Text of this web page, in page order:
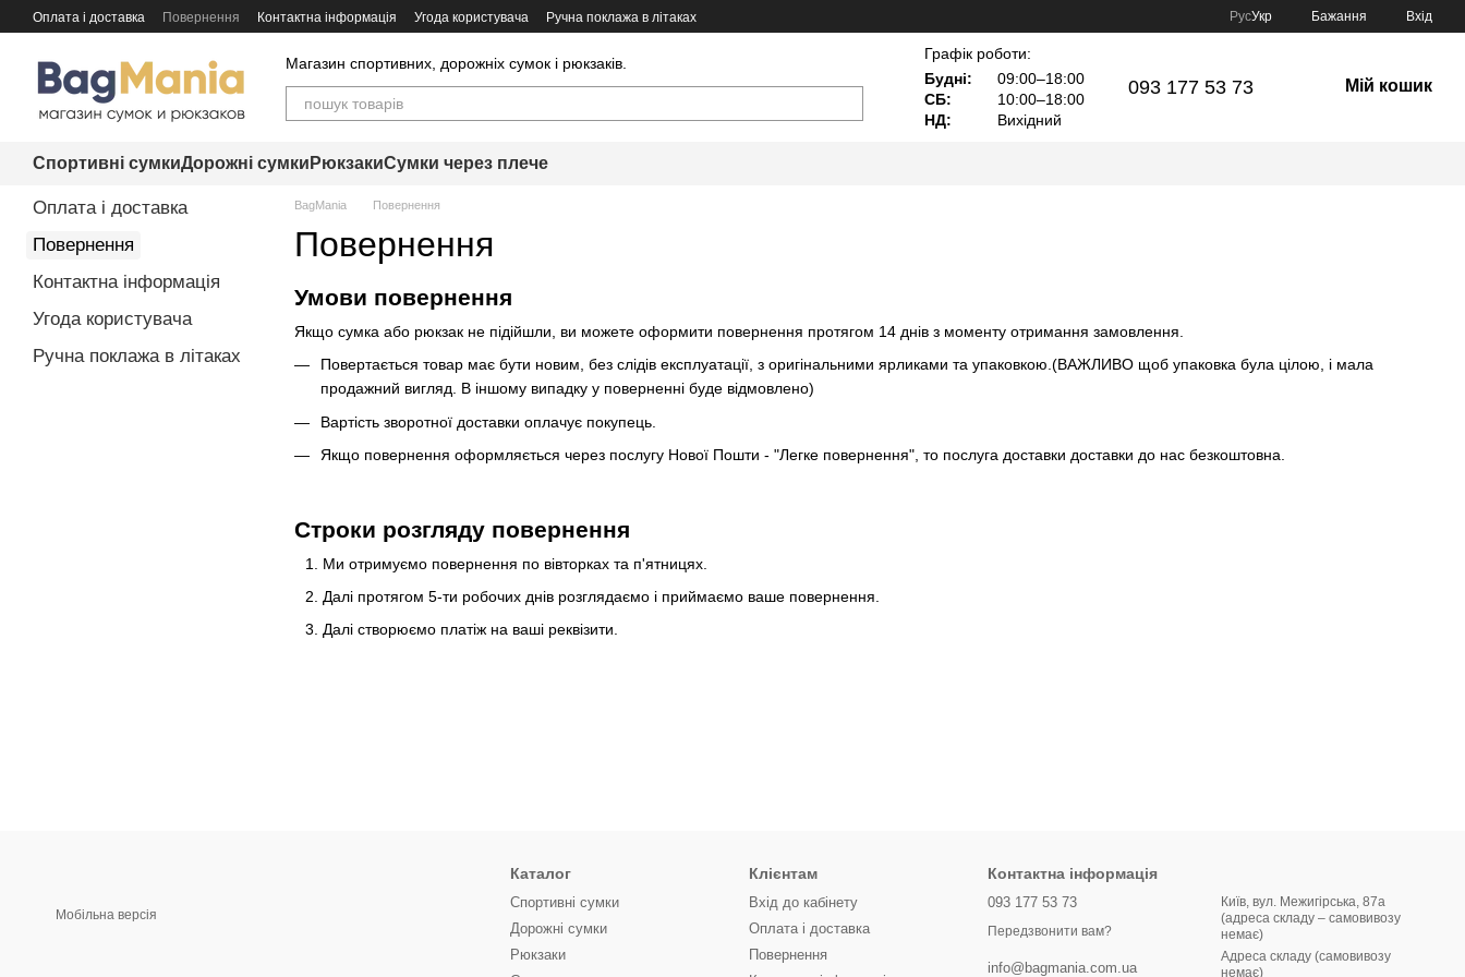
Перейти до основного контенту
Оплата і доставка Повернення Контактна інформація Угода користувача Ручна поклажа в літаках РусУкр Бажання Вхід
Магазин спортивних, дорожніх сумок і рюкзаків.
Графік роботи:
Будні:
09:00–18:00
СБ:
10:00–18:00
НД:
Вихідний
093 177 53 73 Мій кошик
Спортивні сумкиДорожні сумки РюкзакиСумки через плече
BagMania Повернення
Повернення
Умови повернення
Якщо сумка або рюкзак не підійшли, ви можете оформити повернення протягом 14 днів з моменту отримання замовлення.
Повертається товар має бути новим, без слідів експлуатації, з оригінальними ярликами та упаковкою.(ВАЖЛИВО щоб упаковка була цілою, і мала
продажний вигляд. В іншому випадку у поверненні буде відмовлено)
Вартість зворотної доставки оплачує покупець.
Якщо повернення оформляється через послугу Нової Пошти - "Легке повернення", то послуга доставки доставки до нас безкоштовна.
Строки розгляду повернення
Ми отримуємо повернення по вівторках та п'ятницях.
Далі протягом 5-ти робочих днів розглядаємо і приймаємо ваше повернення.
Далі створюємо платіж на ваші реквізити.
Оплата і доставка
Повернення
Контактна інформація
Угода користувача
Ручна поклажа в літаках
Мобільна версія
Каталог
Спортивні сумки
Дорожні сумки
Рюкзаки
Клієнтам
Вхід до кабінету
Оплата і доставка
Повернення
Контактна інформація
093 177 53 73
Передзвонити вам?
info@bagmania.com.ua
Київ, вул. Межигірська, 87а
(адреса складу – самовивозу
немає)
Адреса складу (самовивозу
немає)